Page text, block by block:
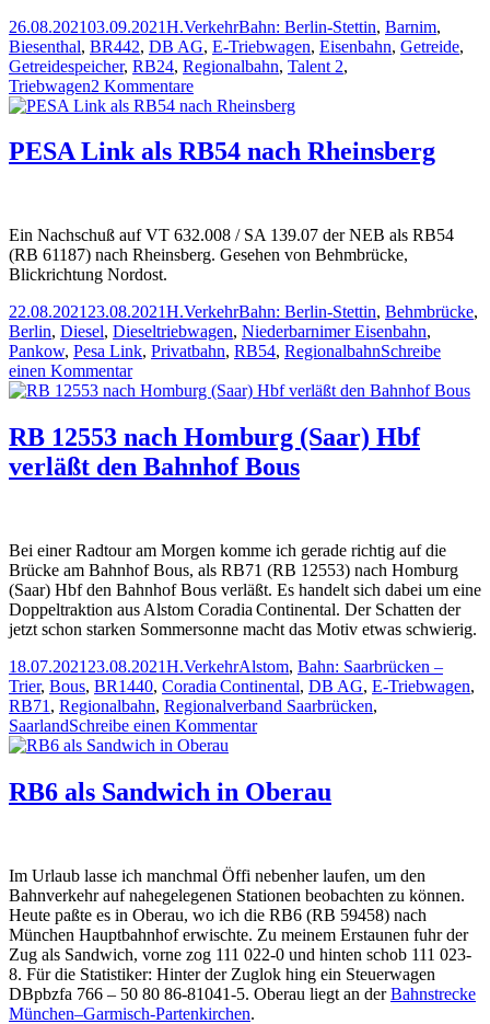
Veröffentlicht
am
26.08.202103.09.2021Autor
H.Kategorien
VerkehrSchlagwörter
Bahn: Berlin-Stettin, Barnim,
Biesenthal, BR442, DB AG, E-Triebwagen, Eisenbahn, Getreide,
Getreidespeicher, RB24, Regionalbahn, Talent 2,
Triebwagen2 Kommentarezu
Eine
in
Biesenthal
PESA Link als RB54 nach Rheinsberg
Ein Nachschuß auf VT 632.008 / SA 139.07 der NEB als RB54
(RB 61187) nach Rheinsberg. Gesehen von Behmbrücke,
Blickrichtung Nordost.
Veröffentlicht
am
22.08.2021 23.08.2021Autor
H.Kategorien
VerkehrSchlagwörter
Bahn: Berlin-Stettin, Behmbrücke,
Berlin, Diesel, Dieseltriebwagen, Niederbarnimer Eisenbahn,
Pankow, Pesa Link, Privatbahn, RB54, RegionalbahnSchreibe
einen Kommentarzu
PESA
RB54
nach
RB 12553 nach Homburg (Saar) Hbf
verläßt den Bahnhof Bous
Bei einer Radtour am Morgen komme ich gerade richtig auf die
Brücke am Bahnhof Bous, als RB71 (RB 12553) nach Homburg
(Saar) Hbf den Bahnhof Bous verläßt. Es handelt sich dabei um eine
Doppeltraktion aus Alstom Coradia Continental. Der Schatten der
jetzt schon starken Sommersonne macht das Motiv etwas schwierig.
Veröffentlicht
am
18.07.2021 23.08.2021Autor
H.Kategorien
VerkehrSchlagwörter
Alstom, Bahn: Saarbrücken –
Trier, Bous, BR1440, Coradia Continental, DB AG, E-Triebwagen,
RB71 , Regionalbahn, Regionalverband Saarbrücken,
SaarlandSchreibe einen Kommentarzu
nach
Homburg
den
Bahnhof
Bous
RB6 als Sandwich in Oberau
Im Urlaub lasse ich manchmal Öffi nebenher laufen, um den
Bahnverkehr auf nahegelegenen Stationen beobachten zu können.
Heute paßte es in Oberau, wo ich die RB6 (RB 59458) nach
München Hauptbahnhof erwischte. Zu meinem Erstaunen fuhr der
Zug als Sandwich, vorne zog 111 022-0 und hinten schob 111 023-
8. Für die Statistiker: Hinter der Zuglok hing ein Steuerwagen
DBpbzfa 766 – 50 80 86-81041-5. Oberau liegt an derBahnstrecke
München–Garmisch-Partenkirchen.